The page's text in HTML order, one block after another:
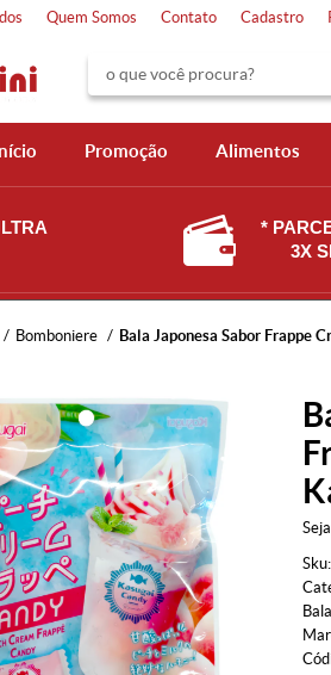
Quem Somos Contato Cadastro
Promoção Alimentos
*
3X
Bomboniere Bala Japonesa Sabor Frappe
Sku: